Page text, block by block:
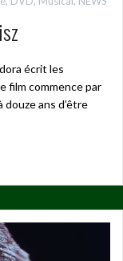
écrit les
film commence par
ans d’être